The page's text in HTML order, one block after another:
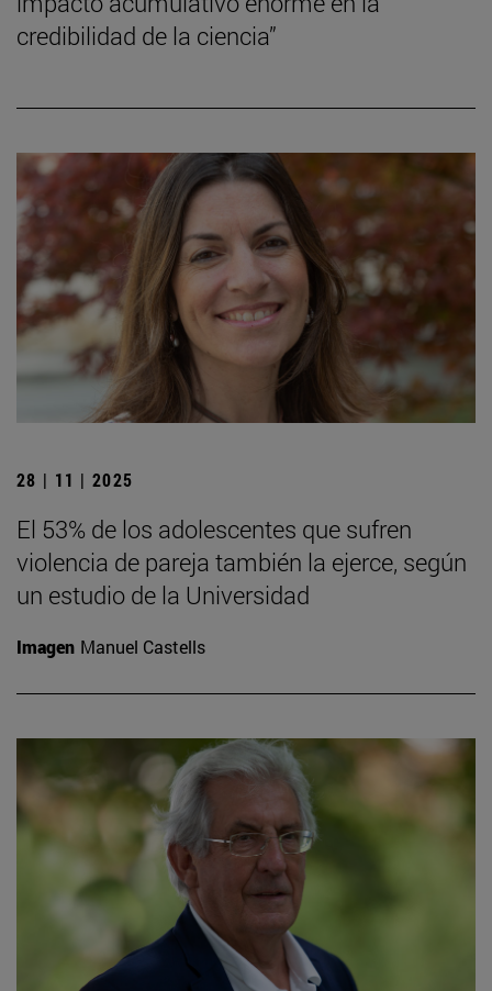
credibilidad de la ciencia”
28 | 11 | 2025
El 53% de los adolescentes que sufren
violencia de pareja también la ejerce, según
un estudio de la Universidad
Imagen Manuel Castells